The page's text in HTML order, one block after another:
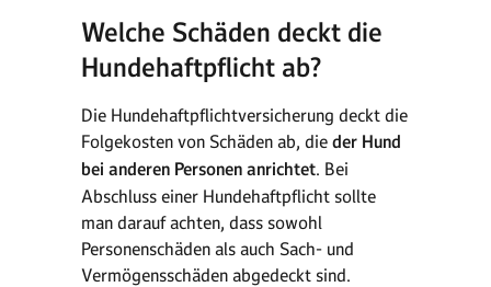
Welche Schäden deckt die
Hundehaftpflicht ab?
Die Hundehaftpflichtversicherung deckt die
Folgekosten von Schäden ab, die der Hund
bei anderen Personen anrichtet. Bei
Abschluss einer Hundehaftpflicht sollte
man darauf achten, dass sowohl
Personenschäden als auch Sach- und
Vermögensschäden abgedeckt sind.